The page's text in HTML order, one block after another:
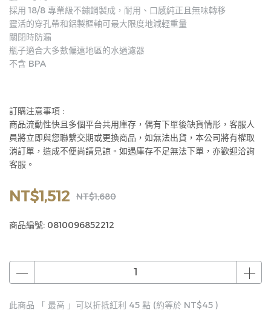
採用 18/8 專業級不鏽鋼製成，耐用、口感純正且無味轉移
靈活的穿孔帶和鋁製樞軸可最大限度地減輕重量
關閉時防漏
瓶子適合大多數偏遠地區的水過濾器
不含 BPA
訂購注意事項 :
商品流動性快且多個平台共用庫存，偶有下單後缺貨情形，客服人
員將立即與您聯繫交期或更換商品，如無法出貨，本公司將有權取
消訂單，造成不便尚請見諒。如遇庫存不足無法下單，亦歡迎洽詢
客服。
NT$1,512 NT$1,680
商品編號: 0810096852212
此商品 「 最高 」可以折抵紅利 45 點 (約等於 NT$45 )